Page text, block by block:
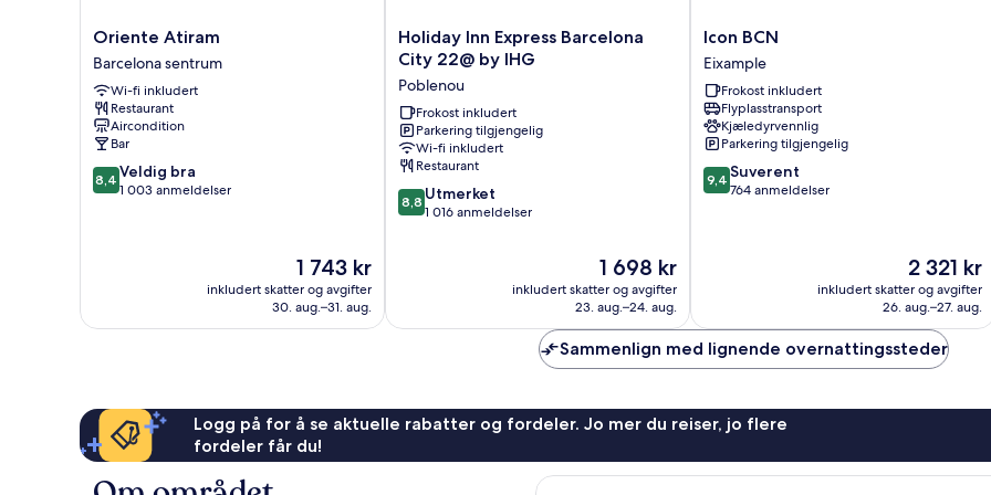
Oriente
Atiram
Barcelona
sentrum
Oriente Atiram
Barcelona sentrum
Wi-fi inkludert
Restaurant
Aircondition
Bar
8.4
av
8,4 Veldig bra
1 003 anmeldelser
Prisen
er
1 743 kr
1 743 kr
inkludert skatter og avgifter
30. aug.–31. aug.
Holiday
Inn
Express
Barcelona
City
22@
by
IHG
Poblenou
Holiday Inn Express Barcelona
City 22@ by IHG
Poblenou
Frokost inkludert
Parkering tilgjengelig
Wi-fi inkludert
Restaurant
8.8
av
8,8 Utmerket
1 016 anmeldelser
Prisen
er
1 698 kr
1 698 kr
inkludert skatter og avgifter
23. aug.–24. aug.
Icon
BCN
Eixample
Icon BCN
Eixample
Frokost inkludert
Flyplasstransport
Kjæledyrvennlig
Parkering tilgjengelig
9.4
av
9,4 Suverent
764 anmeldelser
Prisen
er
2 321 kr
2 321 kr
inkludert skatter og avgifter
26. aug.–27. aug.
Sammenlign med lignende overnattingssteder
Logg på for å se aktuelle rabatter og fordeler. Jo mer du reiser, jo flere
fordeler får du!